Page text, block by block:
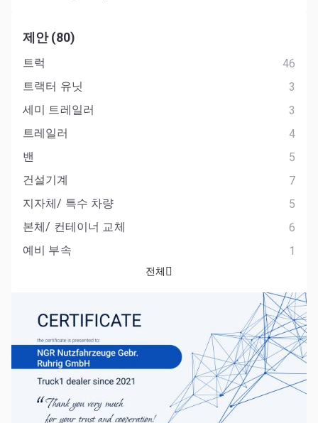
제안 (80)
트럭
46
트랙터 유닛
3
세미 트레일러
3
트레일러
4
밴
5
건설기계
7
지자체/ 특수 차량
5
본체/ 컨테이너 교체
6
예비 부속
1
전체